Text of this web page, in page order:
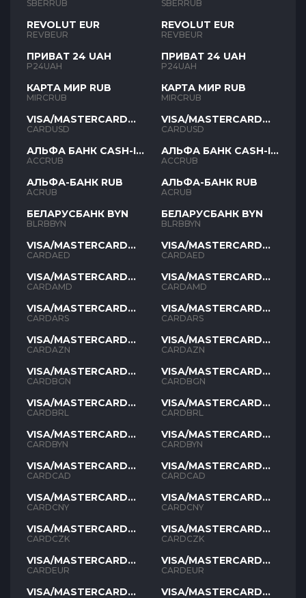
SBERRUB
REVOLUT EUR
REVBEUR
ПРИВАТ 24 UAH
P24UAH
КАРТА МИР RUB
MIRCRUB
VISA/MASTERCARD
USD
CARDUSD
АЛЬФА БАНК CASH-IN
RUB
ACCRUB
АЛЬФА-БАНК RUB
ACRUB
БЕЛАРУСБАНК BYN
BLRBBYN
VISA/MASTERCARD
AED
CARDAED
VISA/MASTERCARD
AMD
CARDAMD
VISA/MASTERCARD
ARS
CARDARS
VISA/MASTERCARD
AZN
CARDAZN
VISA/MASTERCARD
BGN
CARDBGN
VISA/MASTERCARD
BRL
CARDBRL
VISA/MASTERCARD
BYN
CARDBYN
VISA/MASTERCARD
CAD
CARDCAD
VISA/MASTERCARD
CNY
CARDCNY
VISA/MASTERCARD
CZK
CARDCZK
VISA/MASTERCARD
EUR
CARDEUR
VISA/MASTERCARD
SBERRUB
REVOLUT EUR
REVBEUR
ПРИВАТ 24 UAH
P24UAH
КАРТА МИР RUB
MIRCRUB
VISA/MASTERCARD
USD
CARDUSD
АЛЬФА БАНК CASH-IN
RUB
ACCRUB
АЛЬФА-БАНК RUB
ACRUB
БЕЛАРУСБАНК BYN
BLRBBYN
VISA/MASTERCARD
AED
CARDAED
VISA/MASTERCARD
AMD
CARDAMD
VISA/MASTERCARD
ARS
CARDARS
VISA/MASTERCARD
AZN
CARDAZN
VISA/MASTERCARD
BGN
CARDBGN
VISA/MASTERCARD
BRL
CARDBRL
VISA/MASTERCARD
BYN
CARDBYN
VISA/MASTERCARD
CAD
CARDCAD
VISA/MASTERCARD
CNY
CARDCNY
VISA/MASTERCARD
CZK
CARDCZK
VISA/MASTERCARD
EUR
CARDEUR
VISA/MASTERCARD